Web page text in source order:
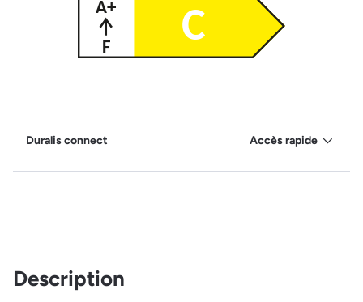
Duralis connect Accès rapide
Description